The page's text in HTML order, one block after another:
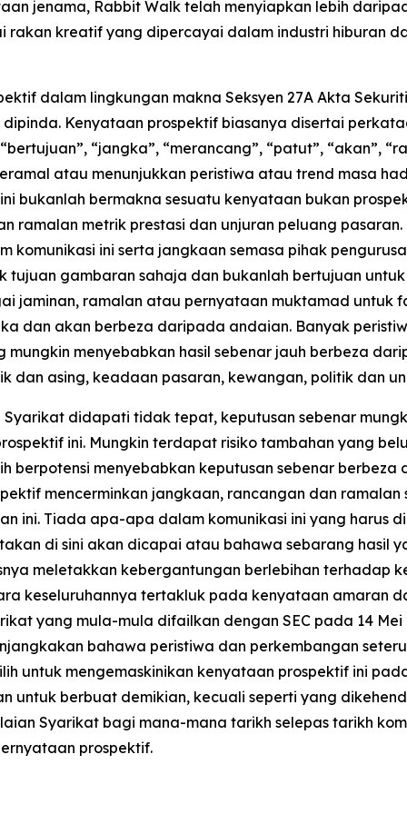
jenama, Rabbit Walk telah menyiapkan lebih
rakan kreatif yang dipercayai dalam industri hiburan
dalam lingkungan makna Seksyen 27A Akta
Kenyataan prospektif biasanya disertai
“jangka”, “merancang”, “patut”, “akan”,
atau menunjukkan peristiwa atau trend masa
bukanlah bermakna sesuatu kenyataan bukan
ramalan metrik prestasi dan unjuran peluang
ini serta jangkaan semasa pihak
tujuan gambaran sahaja dan bukanlah bertujuan
jaminan, ramalan atau pernyataan muktamad untuk
dan akan berbeza daripada andaian. Banyak
menyebabkan hasil sebenar jauh berbeza
dan asing, keadaan pasaran, kewangan, politik dan
didapati tidak tepat, keputusan sebenar
ini. Mungkin terdapat risiko tambahan yang
berpotensi menyebabkan keputusan sebenar
mencerminkan jangkaan, rancangan dan
ini. Tiada apa-apa dalam komunikasi ini yang harus
di sini akan dicapai atau bahawa sebarang hasil
meletakkan kebergantungan berlebihan terhadap
keseluruhannya tertakluk pada kenyataan amaran
yang mula-mula difailkan dengan SEC pada 14
bahawa peristiwa dan perkembangan
untuk mengemaskinikan kenyataan prospektif ini
untuk berbuat demikian, kecuali seperti yang
Syarikat bagi mana-mana tarikh selepas tarikh
prospektif.